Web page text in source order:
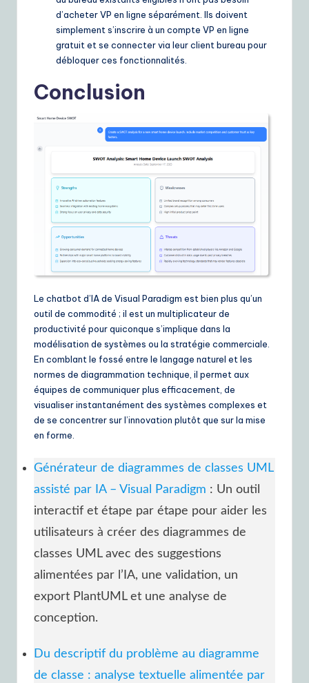
d’acheter VP en ligne séparément. Ils doivent
simplement s’inscrire à un compte VP en ligne
gratuit et se connecter via leur client bureau pour
débloquer ces fonctionnalités.
Conclusion
Le chatbot d’IA de Visual Paradigm est bien plus qu’un
outil de commodité ; il est un multiplicateur de
productivité pour quiconque s’implique dans la
modélisation de systèmes ou la stratégie commerciale.
En comblant le fossé entre le langage naturel et les
normes de diagrammation technique, il permet aux
équipes de communiquer plus efficacement, de
visualiser instantanément des systèmes complexes et
de se concentrer sur l’innovation plutôt que sur la mise
en forme.
Générateur de diagrammes de classes UML
assisté par IA – Visual Paradigm : Un outil
interactif et étape par étape pour aider les
utilisateurs à créer des diagrammes de
classes UML avec des suggestions
alimentées par l’IA, une validation, un
export PlantUML et une analyse de
conception.
Du descriptif du problème au diagramme
de classe : analyse textuelle alimentée par